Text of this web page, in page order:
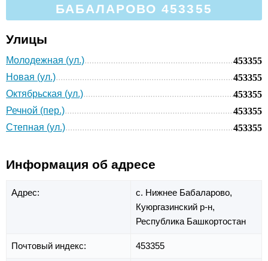
БАБАЛАРОВО 453355
Улицы
Молодежная (ул.)
453355
Новая (ул.)
453355
Октябрьская (ул.)
453355
Речной (пер.)
453355
Степная (ул.)
453355
Информация об адресе
Адрес:
с. Нижнее Бабаларово,
Куюргазинский р-н,
Республика Башкортостан
Почтовый индекс: 453355